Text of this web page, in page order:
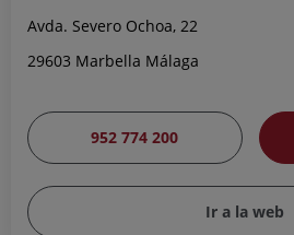
Avda. Severo Ochoa, 22
29603 Marbella Málaga
952 774 200
Ir a la web